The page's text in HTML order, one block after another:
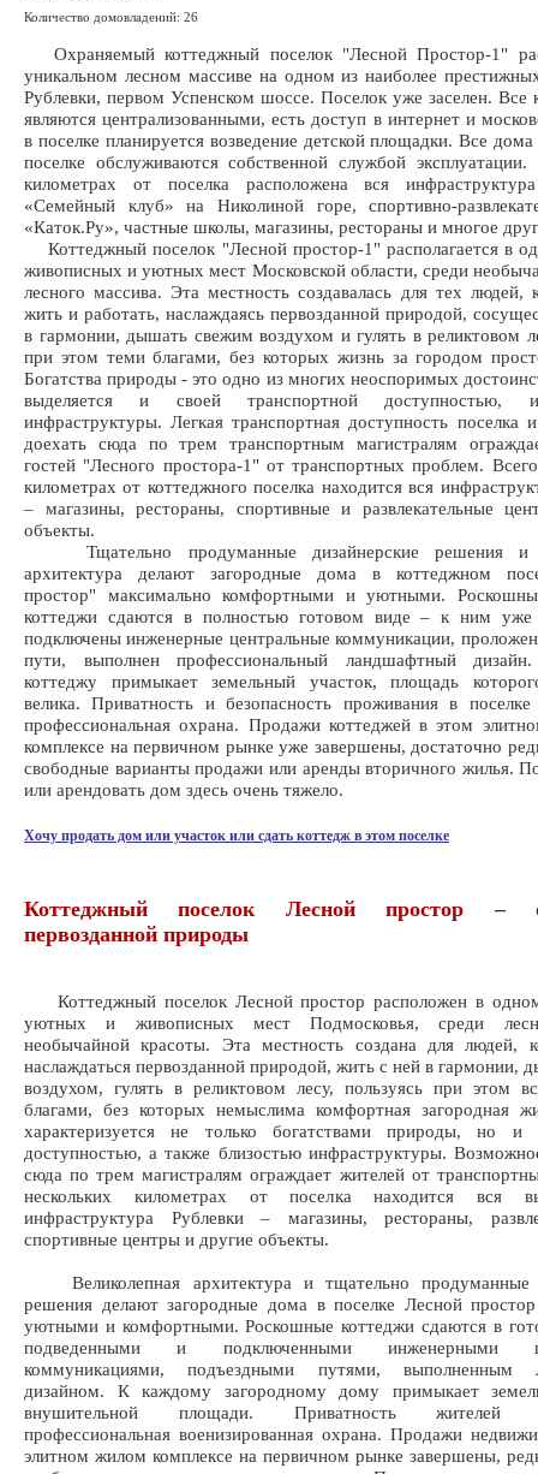
Количество домовладений: 26
Охраняемый коттеджный поселок "Лесной Простор-1"
уникальном лесном массиве на одном из наиболее
Рублевки, первом Успенском шоссе. Поселок уже заселен. Все
являются централизованными, есть доступ в интернет и
в поселке планируется возведение детской площадки. Все
поселке обслуживаются собственной службой
километрах от поселка расположена вся
«Семейный клуб» на Николиной горе, спортивно-
«Каток.Ру», частные школы, магазины, рестораны и многое
Коттеджный поселок "Лесной простор-1" располагается в
живописных и уютных мест Московской области, среди
лесного массива. Эта местность создавалась для тех людей,
жить и работать, наслаждаясь первозданной природой,
в гармонии, дышать свежим воздухом и гулять в реликтовом
при этом теми благами, без которых жизнь за городом
Богатства природы - это одно из многих неоспоримых
выделяется и своей транспортной доступностью,
инфраструктуры. Легкая транспортная доступность поселка
доехать сюда по трем транспортным магистралям
гостей "Лесного простора-1" от транспортных проблем.
километрах от коттеджного поселка находится вся
– магазины, рестораны, спортивные и развлекательные
объекты.
Тщательно продуманные дизайнерские решения и
архитектура делают загородные дома в коттеджном
простор" максимально комфортными и уютными.
коттеджи сдаются в полностью готовом виде – к ним
подключены инженерные центральные коммуникации,
пути, выполнен профессиональный ландшафтный
коттеджу примыкает земельный участок, площадь
велика. Приватность и безопасность проживания в поселке
профессиональная охрана. Продажи коттеджей в этом
комплексе на первичном рынке уже завершены, достаточно
свободные варианты продажи или аренды вторичного жилья.
или арендовать дом здесь очень тяжело.
Хочу продать дом или участок или сдать коттедж в этом поселке
Коттеджный поселок Лесной простор –
первозданной природы
Коттеджный поселок Лесной простор расположен в
уютных и живописных мест Подмосковья, среди
необычайной красоты. Эта местность создана для людей,
наслаждаться первозданной природой, жить с ней в гармонии,
воздухом, гулять в реликтовом лесу, пользуясь при этом
благами, без которых немыслима комфортная загородная
характеризуется не только богатствами природы, но и
доступностью, а также близостью инфраструктуры.
сюда по трем магистралям ограждает жителей от
нескольких километрах от поселка находится вся
инфраструктура Рублевки – магазины, рестораны,
спортивные центры и другие объекты.
Великолепная архитектура и тщательно продуманные
решения делают загородные дома в поселке Лесной
уютными и комфортными. Роскошные коттеджи сдаются в
подведенными и подключенными инженерными
коммуникациями, подъездными путями, выполненным
дизайном. К каждому загородному дому примыкает
внушительной площади. Приватность жителей
профессиональная военизированная охрана. Продажи
элитном жилом комплексе на первичном рынке завершены,